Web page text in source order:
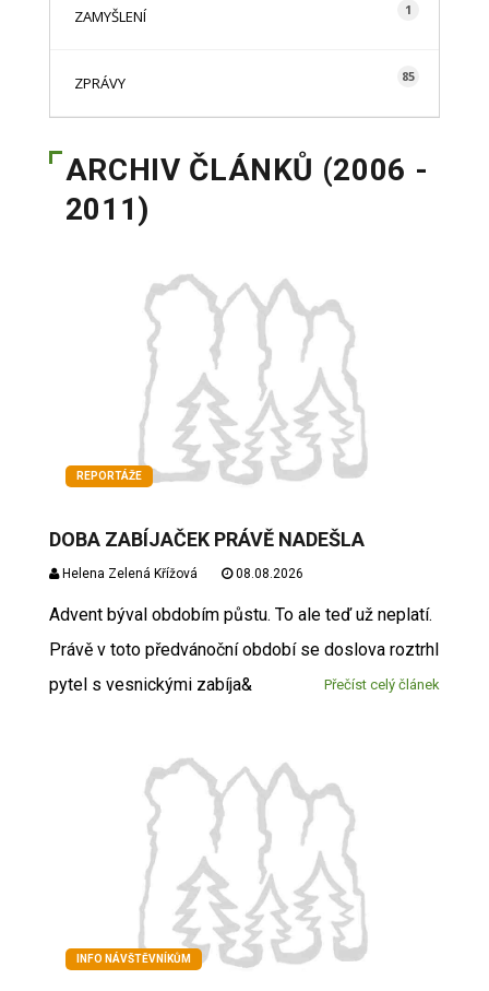
ZAMYŠLENÍ 1
ZPRÁVY 85
ARCHIV ČLÁNKŮ (2006 -
2011)
REPORTÁŽE
DOBA ZABÍJAČEK PRÁVĚ NADEŠLA
Helena Zelená Křížová 08.08.2026
Advent býval obdobím půstu. To ale teď už neplatí.
Právě v toto předvánoční období se doslova roztrhl
pytel s vesnickými zabíja&
Přečíst celý článek
INFO NÁVŠTĚVNÍKŮM